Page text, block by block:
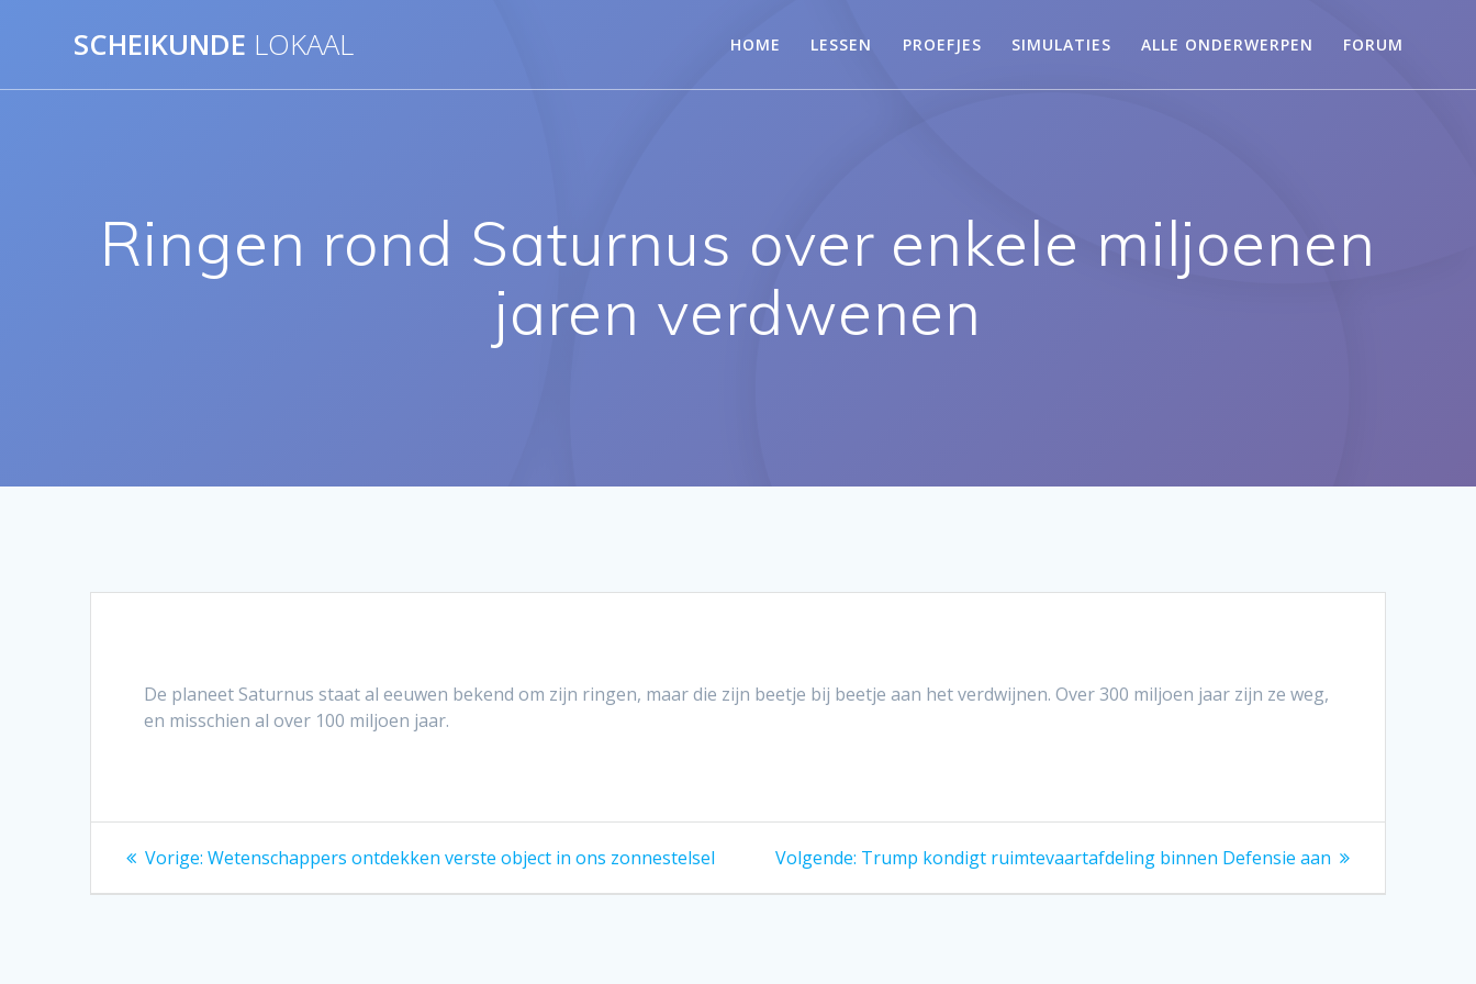
inhoud
SCHEIKUNDE LOKAAL HOME LESSEN PROEFJES SIMULATIES ALLE ONDERWERPEN FORUM
Ringen rond Saturnus over enkele miljoenen
jaren verdwenen
De planeet Saturnus staat al eeuwen bekend om zijn ringen, maar die zijn beetje bij beetje aan het verdwijnen. Over 300 miljoen jaar zijn ze weg,
en misschien al over 100 miljoen jaar.
Bericht
navigatie
Vorige: Vorig
Wetenschappers ontdekken verste object in ons zonnestelsel Volgende: Volgend
Trump kondigt ruimtevaartafdeling binnen Defensie aan